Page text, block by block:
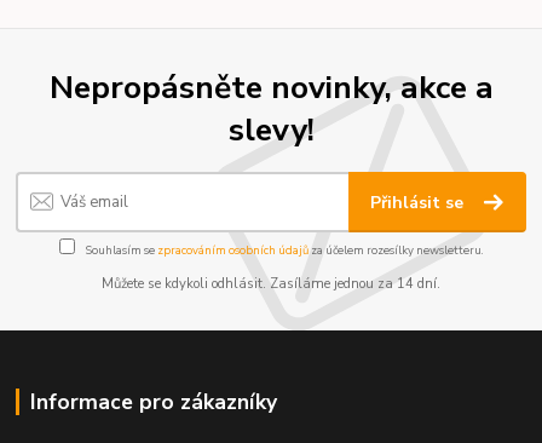
Nepropásněte novinky, akce a
slevy!
Přihlásit se
Souhlasím se zpracováním osobních údajůza účelem rozesílky newsletteru.
Můžete se kdykoli odhlásit. Zasíláme jednou za 14 dní.
Informace pro zákazníky